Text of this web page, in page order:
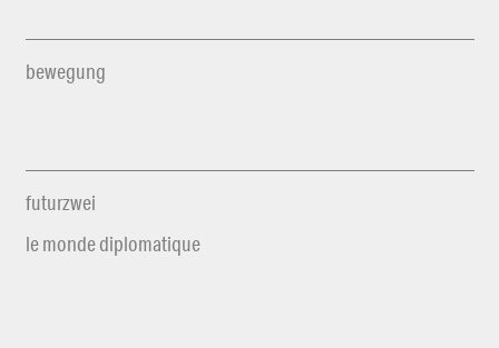
bewegung
futurzwei
le monde diplomatique